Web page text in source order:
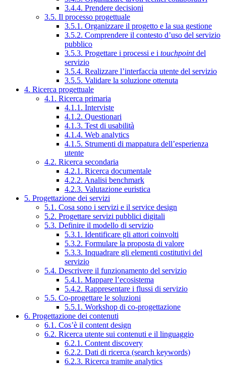
3.4.4. Prendere decisioni
3.5. Il processo progettuale
3.5.1. Organizzare il progetto e la sua gestione
3.5.2. Comprendere il contesto d’uso del servizio
pubblico
3.5.3. Progettare i processi e i touchpointdel
servizio
3.5.4. Realizzare l’interfaccia utente del servizio
3.5.5. Validare la soluzione ottenuta
4. Ricerca progettuale
4.1. Ricerca primaria
4.1.1. Interviste
4.1.2. Questionari
4.1.3. Test di usabilità
4.1.4. Web analytics
4.1.5. Strumenti di mappatura dell’esperienza
utente
4.2. Ricerca secondaria
4.2.1. Ricerca documentale
4.2.2. Analisi benchmark
4.2.3. Valutazione euristica
5. Progettazione dei servizi
5.1. Cosa sono i servizi e il service design
5.2. Progettare servizi pubblici digitali
5.3. Definire il modello di servizio
5.3.1. Identificare gli attori coinvolti
5.3.2. Formulare la proposta di valore
5.3.3. Inquadrare gli elementi costitutivi del
servizio
5.4. Descrivere il funzionamento del servizio
5.4.1. Mappare l’ecosistema
5.4.2. Rappresentare i flussi di servizio
5.5. Co-progettare le soluzioni
5.5.1. Workshop di co-progettazione
6. Progettazione dei contenuti
6.1. Cos’è il content design
6.2. Ricerca utente sui contenuti e il linguaggio
6.2.1. Content discovery
6.2.2. Dati di ricerca (search keywords)
6.2.3. Ricerca tramite analytics